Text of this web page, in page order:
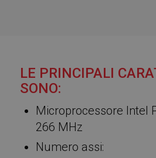
LE PRINCIPALI
SONO:
Microprocessore Intel
266 MHz
Numero assi: